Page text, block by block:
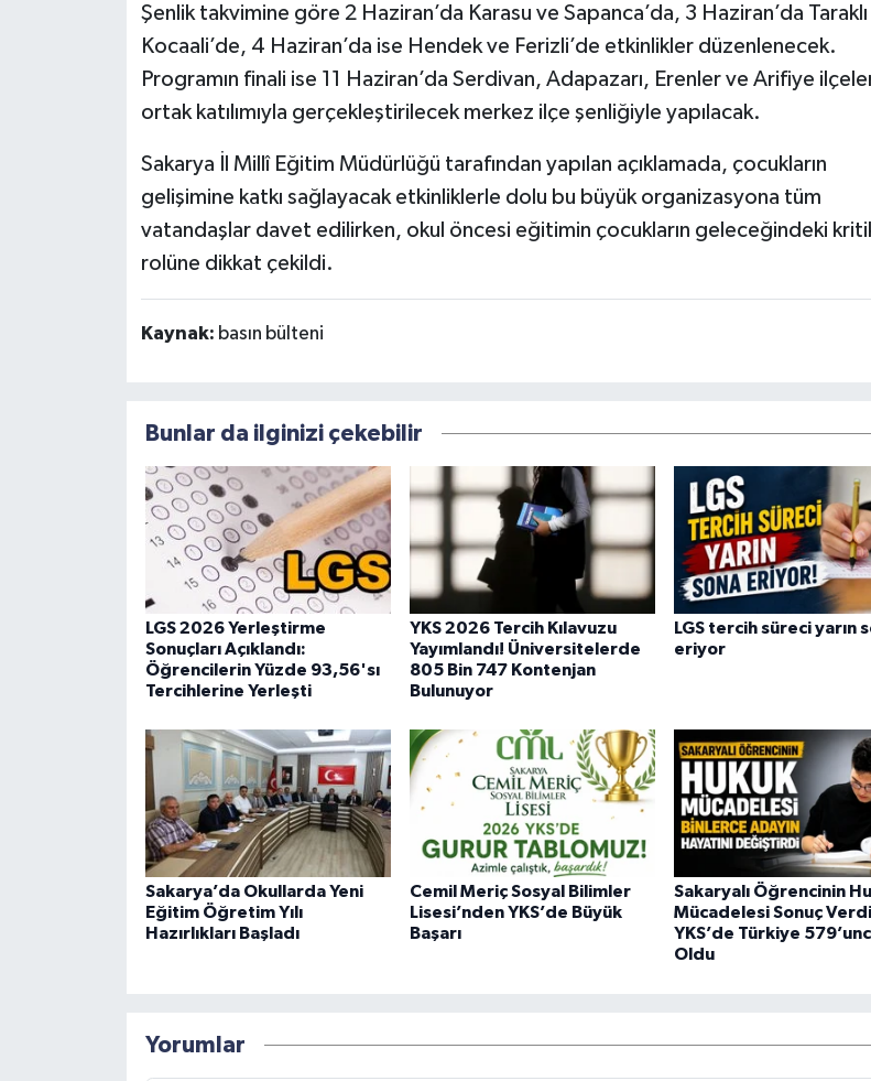
Şenlik takvimine göre 2 Haziran’da Karasu ve Sapanca’da, 3 Haziran’da
Kocaali’de, 4 Haziran’da ise Hendek ve Ferizli’de etkinlikler düzenlenecek.
Programın finali ise 11 Haziran’da Serdivan, Adapazarı, Erenler ve Arifiye
ortak katılımıyla gerçekleştirilecek merkez ilçe şenliğiyle yapılacak.
Sakarya İl Millî Eğitim Müdürlüğü tarafından yapılan açıklamada, çocukların
gelişimine katkı sağlayacak etkinliklerle dolu bu büyük organizasyona tüm
vatandaşlar davet edilirken, okul öncesi eğitimin çocukların geleceğindeki
rolüne dikkat çekildi.
Kaynak: basın bülteni
Bunlar da ilginizi çekebilir
LGS 2026 Yerleştirme
Sonuçları Açıklandı:
Öğrencilerin Yüzde 93,56'sı
Tercihlerine Yerleşti
YKS 2026 Tercih Kılavuzu
Yayımlandı! Üniversitelerde
805 Bin 747 Kontenjan
Bulunuyor
LGS tercih süreci yarın
eriyor
Sakarya’da Okullarda Yeni
Eğitim Öğretim Yılı
Hazırlıkları Başladı
Cemil Meriç Sosyal Bilimler
Lisesi’nden YKS’de Büyük
Başarı
Sakaryalı Öğrencinin
Mücadelesi Sonuç
YKS’de Türkiye
Oldu
Yorumlar